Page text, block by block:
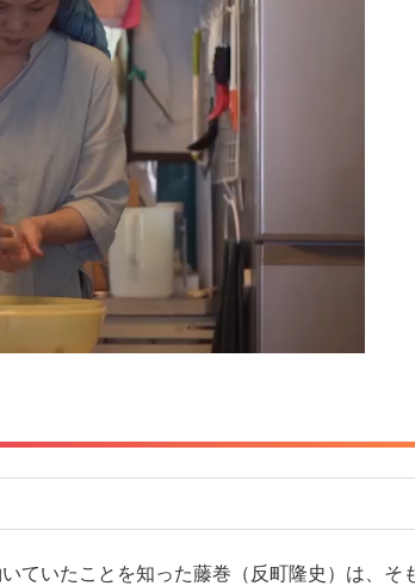
ていたことを知った藤巻（反町隆史）は、そ